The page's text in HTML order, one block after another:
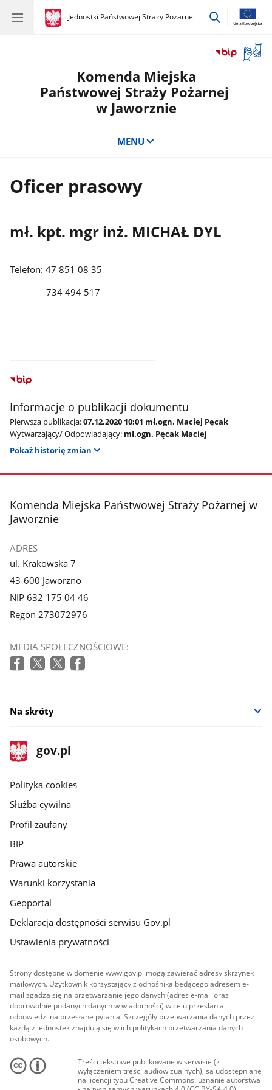
gov.pl
Jednostki Państwowej Straży Pożarnej
gov.pl
Jednostki
przejdź
okno
Komenda Miejska
Państwowej Straży Pożarnej
w Jaworznie
MENU
Oficer prasowy
mł. kpt. mgr inż. MICHAŁ DYL
Telefon: 47 851 08 35
734 494 517
Informacje o publikacji dokumentu
Pierwsza publikacja:07.12.2020 10:01 mł.ogn. Maciej Pęcak
Wytwarzający/ Odpowiadający: mł.ogn. Pęcak Maciej
Pokaż historię zmian
stopka
Komenda Miejska Państwowej Straży Pożarnej w
Jaworznie
ADRES
ul. Krakowska 7
43-600 Jaworzno
NIP 632 175 04 46
Regon 273072976
MEDIA SPOŁECZNOŚCIOWE:
Na skróty
stopka
gov.pl
Strona
gov.pl
gov.pl
Polityka cookies
Służba cywilna
Profil zaufany
BIP
Prawa autorskie
Warunki korzystania
Geoportal
Deklaracja dostępności serwisu Gov.pl
Ustawienia prywatności
Strony dostępne w domenie www.gov.pl mogą zawierać adresy skrzynek
mailowych. Użytkownik korzystający z odnośnika będącego adresem e-
mail zgadza się na przetwarzanie jego danych (adres e-mail oraz
dobrowolnie podanych danych w wiadomości) w celu przesłania
odpowiedzi na przesłane pytania. Szczegóły przetwarzania danych przez
każdą z jednostek znajdują się w ich politykach przetwarzania danych
osobowych.
Treści tekstowe publikowane w serwisie (z
wyłączeniem treści audiowizualnych), są udostępniane
na licencji typu Creative Commons: uznanie autorstwa